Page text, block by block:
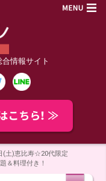
情報サイト
(土)恵比寿☆20代限定
＆料理付き！